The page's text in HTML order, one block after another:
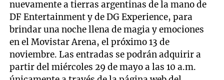
nuevamente a tierras argentinas de la mano de
DF Entertainment y de DG Experience, para
brindar una noche llena de magia y emociones
en el Movistar Arena, el próximo 13 de
noviembre. Las entradas se podrán adquirir a
partir del miércoles 29 de mayo a las 10 a.m.